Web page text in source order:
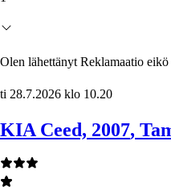
Olen lähettänyt Reklamaatio
ti 28.7.2026 klo 10.20
KIA Ceed, 2007,